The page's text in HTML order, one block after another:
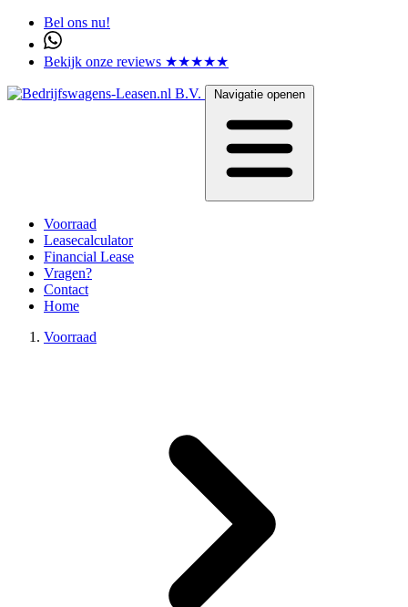
Bel ons nu!
Bekijk onze reviews ★★★★★
Navigatie openen
Voorraad
Leasecalculator
Financial Lease
Vragen?
Contact
Home
Voorraad